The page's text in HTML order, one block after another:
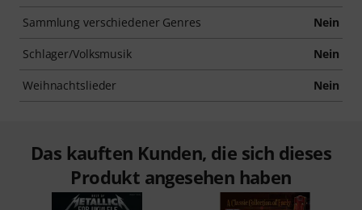
Sammlung verschiedener Genres Nein
Schlager/Volksmusik Nein
Weihnachtslieder Nein
Das kauften Kunden, die sich dieses
Produkt angesehen haben